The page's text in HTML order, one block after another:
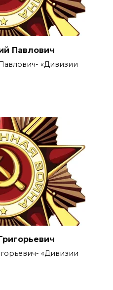
Павлович
«Дивизии
«Дивизии